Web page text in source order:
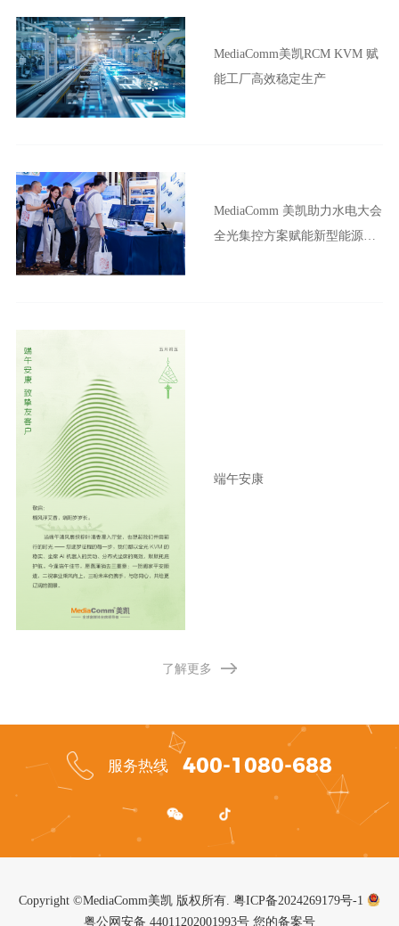
MediaComm美凯RCM KVM 赋
能工厂高效稳定生产
MediaComm 美凯助力水电大会
全光集控方案赋能新型能源体
端午安康
了解更多
服务热线 400-1080-688
Copyright ©MediaComm美凯 版权所有. 粤ICP备2024269179号-1
粤公网安备 44011202001993号 您的备案号